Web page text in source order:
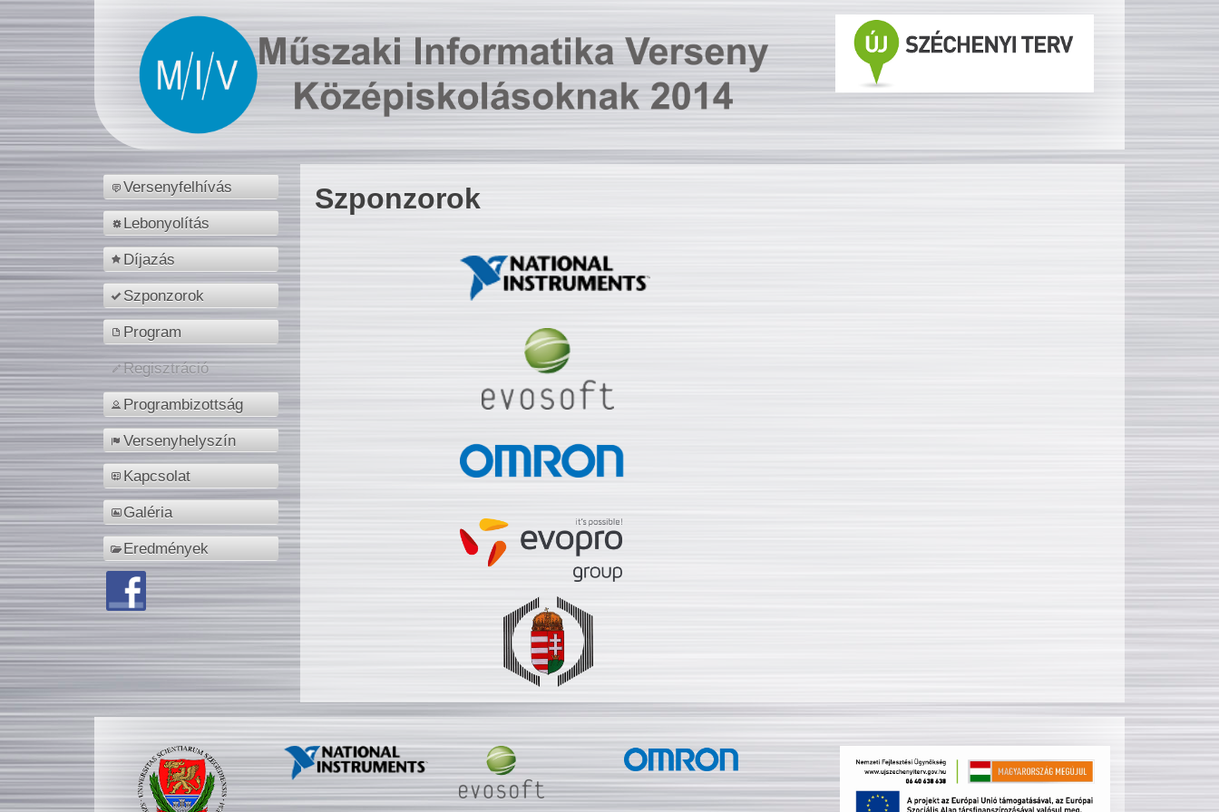
Versenyfelhívás
Lebonyolítás
Díjazás
Szponzorok
Program
Regisztráció
Programbizottság
Versenyhelyszín
Kapcsolat
Galéria
Eredmények
Szponzorok